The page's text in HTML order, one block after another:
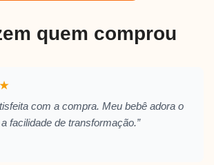
quem comprou
★
com a compra. Meu bebê adora o
facilidade de transformação.”